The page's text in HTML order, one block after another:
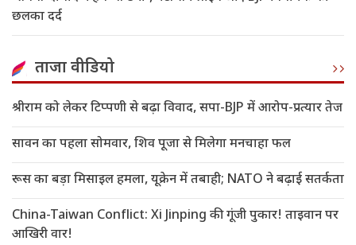
छलका दर्द
ताजा वीडियो
श्रीराम को लेकर टिप्पणी से बढ़ा विवाद, सपा-BJP में आरोप-प्रत्यार तेज
सावन का पहला सोमवार, शिव पूजा से मिलेगा मनचाहा फल
रूस का बड़ा मिसाइल हमला, यूक्रेन में तबाही; NATO ने बढ़ाई सतर्कता
China-Taiwan Conflict: Xi Jinping की गूंजी पुकार! ताइवान पर
आखिरी वार!